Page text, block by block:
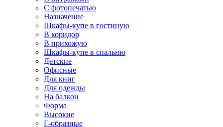
С фотопечатью
Назначение
Шкафы-купе в гостиную
В коридор
В прихожую
Шкафы-купе в спальню
Детские
Офисные
Для книг
Для одежды
На балкон
Форма
Высокие
Г-образные